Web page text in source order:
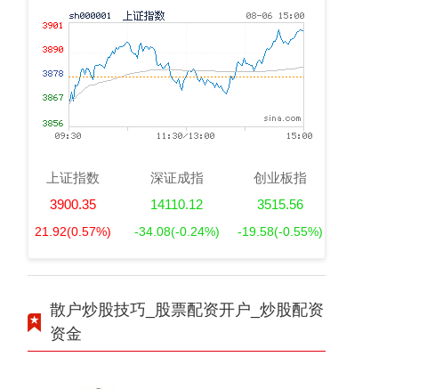
上证指数
3900.35
21.92(0.57%)
深证成指
14110.12
-34.08(-0.24%)
创业板指
3515.56
-19.58(-0.55%)
散户炒股技巧_股票配资开户_炒股配资
资金